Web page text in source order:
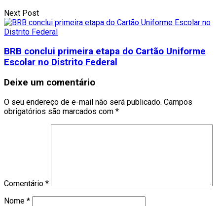
Next Post
BRB conclui primeira etapa do Cartão Uniforme
Escolar no Distrito Federal
Deixe um comentário
O seu endereço de e-mail não será publicado. Campos
obrigatórios são marcados com *
Comentário *
Nome *